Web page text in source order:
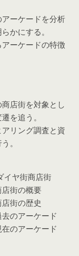
ーケードを分析
かにする。
ーケードの特徴
店街を対象とし
を追う。
リング調査と資
。
街商店街
の概要
の歴史
アーケード
アーケード